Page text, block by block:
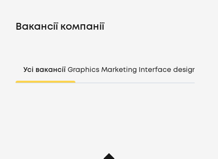
UA
Вакансії компанії
Усі вакансії Graphics Marketing Interface design